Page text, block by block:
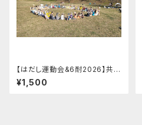
【はだし運動会&6耐2026】共同
バンガロー泊（大人）【2026.0
9.26(土)】
¥1,500